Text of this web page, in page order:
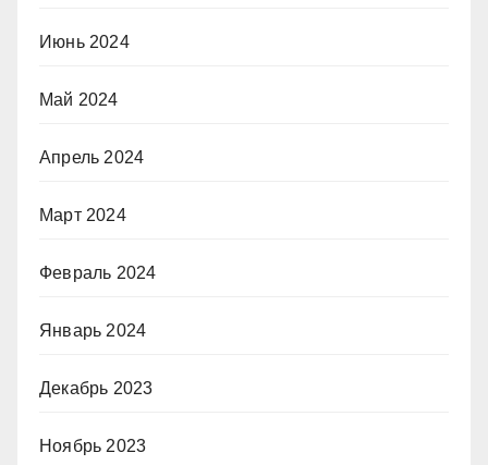
Июнь 2024
Май 2024
Апрель 2024
Март 2024
Февраль 2024
Январь 2024
Декабрь 2023
Ноябрь 2023